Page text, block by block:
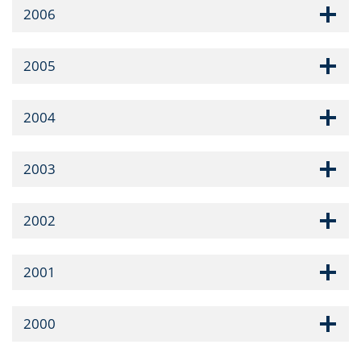
2006
2005
2004
2003
2002
2001
2000